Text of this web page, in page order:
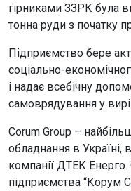
гірниками ЗЗРК була
тонна руди з початку
Підприємство бере
соціально-
і надає всебічну
самоврядування у
Corum Group –
обладнання в Україні,
компанії ДТЕК
підприємства “Корум